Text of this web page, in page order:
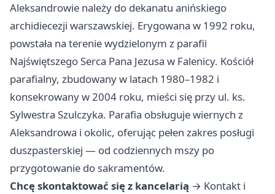
Aleksandrowie należy do dekanatu anińskiego
archidiecezji warszawskiej. Erygowana w 1992 roku,
powstała na terenie wydzielonym z parafii
Najświętszego Serca Pana Jezusa w Falenicy. Kościół
parafialny, zbudowany w latach 1980–1982 i
konsekrowany w 2004 roku, mieści się przy ul. ks.
Sylwestra Szulczyka. Parafia obsługuje wiernych z
Aleksandrowa i okolic, oferując pełen zakres posługi
duszpasterskiej — od codziennych mszy po
przygotowanie do sakramentów.
Chcę skontaktować się z kancelarią → Kontakt i